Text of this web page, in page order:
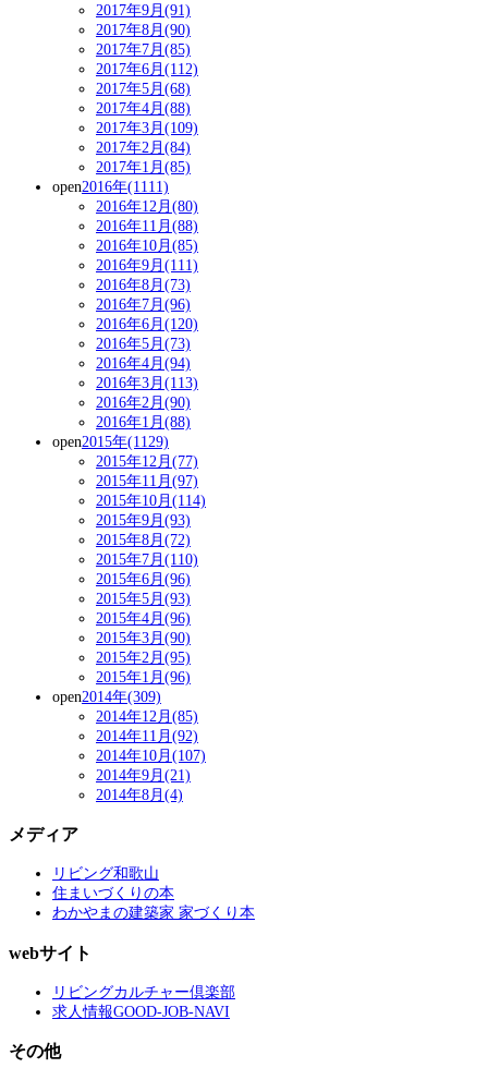
2017年9月(91)
2017年8月(90)
2017年7月(85)
2017年6月(112)
2017年5月(68)
2017年4月(88)
2017年3月(109)
2017年2月(84)
2017年1月(85)
open2016年(1111)
2016年12月(80)
2016年11月(88)
2016年10月(85)
2016年9月(111)
2016年8月(73)
2016年7月(96)
2016年6月(120)
2016年5月(73)
2016年4月(94)
2016年3月(113)
2016年2月(90)
2016年1月(88)
open2015年(1129)
2015年12月(77)
2015年11月(97)
2015年10月(114)
2015年9月(93)
2015年8月(72)
2015年7月(110)
2015年6月(96)
2015年5月(93)
2015年4月(96)
2015年3月(90)
2015年2月(95)
2015年1月(96)
open2014年(309)
2014年12月(85)
2014年11月(92)
2014年10月(107)
2014年9月(21)
2014年8月(4)
メディア
リビング和歌山
住まいづくりの本
わかやまの建築家 家づくり本
webサイト
リビングカルチャー倶楽部
求人情報GOOD-JOB-NAVI
その他